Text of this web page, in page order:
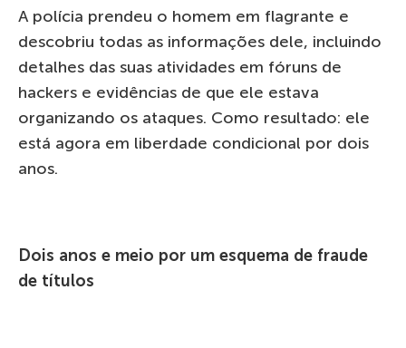
A polícia prendeu o homem em flagrante e
descobriu todas as informações dele, incluindo
detalhes das suas atividades em fóruns de
hackers e evidências de que ele estava
organizando os ataques. Como resultado: ele
está agora em liberdade condicional por dois
anos.
Dois anos e meio por um esquema de fraude
de títulos